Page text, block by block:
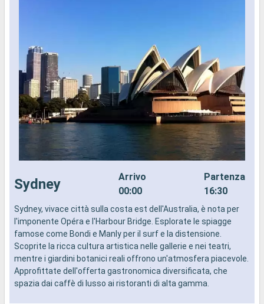
Sydney
Arrivo
00:00
Partenza
16:30
Sydney, vivace città sulla costa est dell'Australia, è nota per
l'imponente Opéra e l'Harbour Bridge. Esplorate le spiagge
famose come Bondi e Manly per il surf e la distensione.
Scoprite la ricca cultura artistica nelle gallerie e nei teatri,
mentre i giardini botanici reali offrono un'atmosfera piacevole.
Approfittate dell'offerta gastronomica diversificata, che
spazia dai caffè di lusso ai ristoranti di alta gamma.